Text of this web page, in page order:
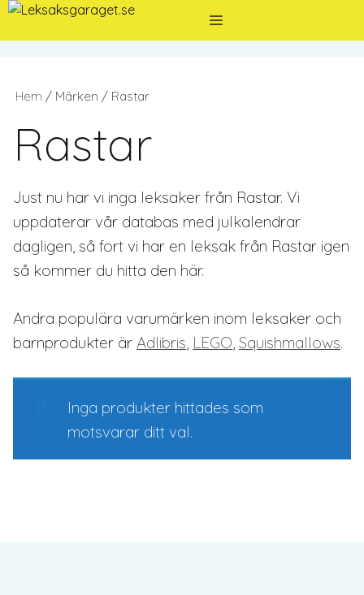
Hoppa
till
Meny
Hem / Märken / Rastar
Rastar
Just nu har vi inga leksaker från Rastar. Vi
uppdaterar vår databas med julkalendrar
dagligen, så fort vi har en leksak från Rastar igen
så kommer du hitta den här.
Andra populära varumärken inom leksaker och
barnprodukter är Adlibris LEGO Squishmallows.
Inga produkter hittades som
motsvarar ditt val.